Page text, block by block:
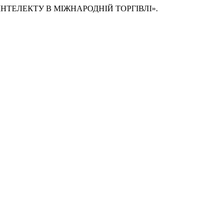
В МІЖНАРОДНІЙ ТОРГІВЛІ».